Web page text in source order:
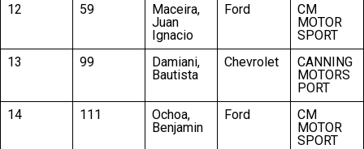
12
59
Maceira,
Juan
Ignacio
Ford
CM
MOTOR
SPORT
13
99
Damiani,
Bautista
Chevrolet
CANNING
MOTORS
PORT
14
111
Ochoa,
Benjamin
Ford
CM
MOTOR
SPORT